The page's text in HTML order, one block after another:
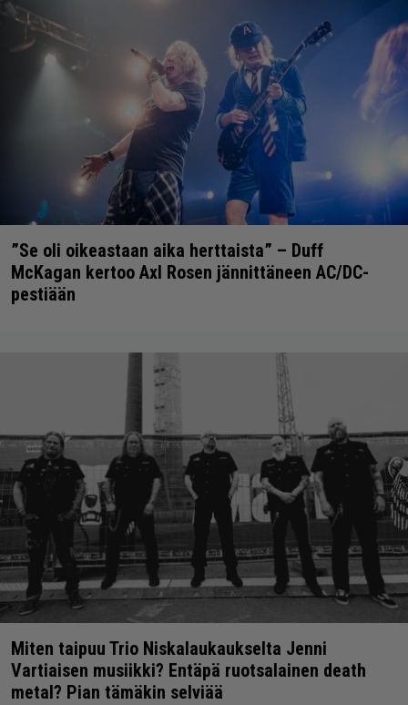
”Se oli oikeastaan aika herttaista” – Duff
McKagan kertoo Axl Rosen jännittäneen AC/DC-
pestiään
Miten taipuu Trio Niskalaukaukselta Jenni
Vartiaisen musiikki? Entäpä ruotsalainen death
metal? Pian tämäkin selviää